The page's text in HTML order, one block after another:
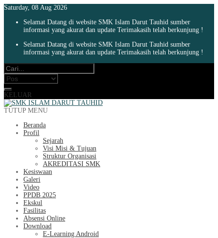
Saturday, 08 Aug 2026
Selamat Datang di website SMK Islam Darut Tauhid sumber
informasi yang akurat dan update Terimakasih telah berkunjung !
Selamat Datang di website SMK Islam Darut Tauhid sumber
informasi yang akurat dan update Terimakasih telah berkunjung !
KELUAR
TUTUP MENU
Beranda
Profil
Sejarah
Visi Misi & Tujuan
Struktur Organisasi
AKREDITASI SMK
Kesiswaan
Galeri
Video
PPDB 2025
Ekskul
Fasilitas
Absensi Online
Download
E-Learning Android